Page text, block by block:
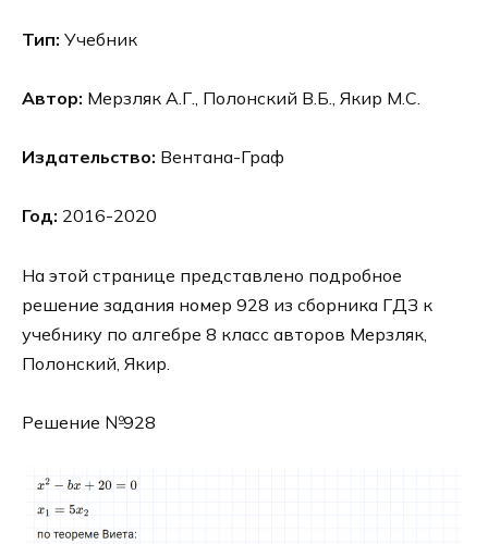
Тип: Учебник
Автор: Мерзляк А.Г., Полонский В.Б., Якир М.С.
Издательство: Вентана-Граф
Год: 2016-2020
На этой странице представлено подробное
решение задания номер 928 из сборника ГДЗ к
учебнику по алгебре 8 класс авторов Мерзляк,
Полонский, Якир.
Решение №928